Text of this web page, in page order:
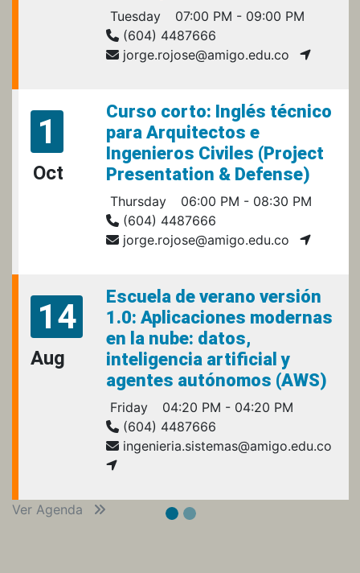
Tuesday
07:00 PM - 09:00 PM
(604) 4487666
jorge.rojose@amigo.edu.co
1
Oct
Curso corto: Inglés técnico
para Arquitectos e
Ingenieros Civiles (Project
Presentation & Defense)
Thursday
06:00 PM - 08:30 PM
(604) 4487666
jorge.rojose@amigo.edu.co
14
Aug
Escuela de verano versión
1.0: Aplicaciones modernas
en la nube: datos,
inteligencia artificial y
agentes autónomos (AWS)
Friday
04:20 PM - 04:20 PM
(604) 4487666
ingenieria.sistemas@amigo.edu.co
Ver Agenda